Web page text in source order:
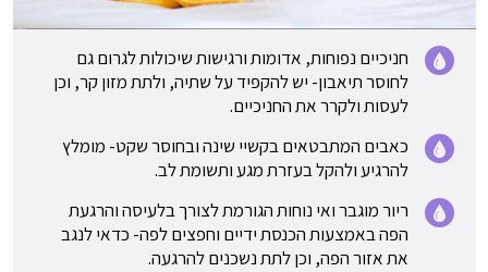
חניכיים נפוחות, אדומות ורגישות שיכולות לגרום גם
לחוסר תיאבון- יש להקפיד על שתיה, ולתת מזון קר, וכן
לעסות ולקרר את החניכיים.
כאבים המתבטאים בקשיי שינה ובחוסר שקט- מומלץ
להרגיע ולהקל בעזרת מגע ותשומת לב.
ריור מוגבר ואי נוחות הגורמת לצורך בלעיסה והרגעת
הפה באמצעות הכנסת ידיים וחפצים לפה- כדאי לנגב
את אזור הפה, וכן לתת נשכנים להרגעה.